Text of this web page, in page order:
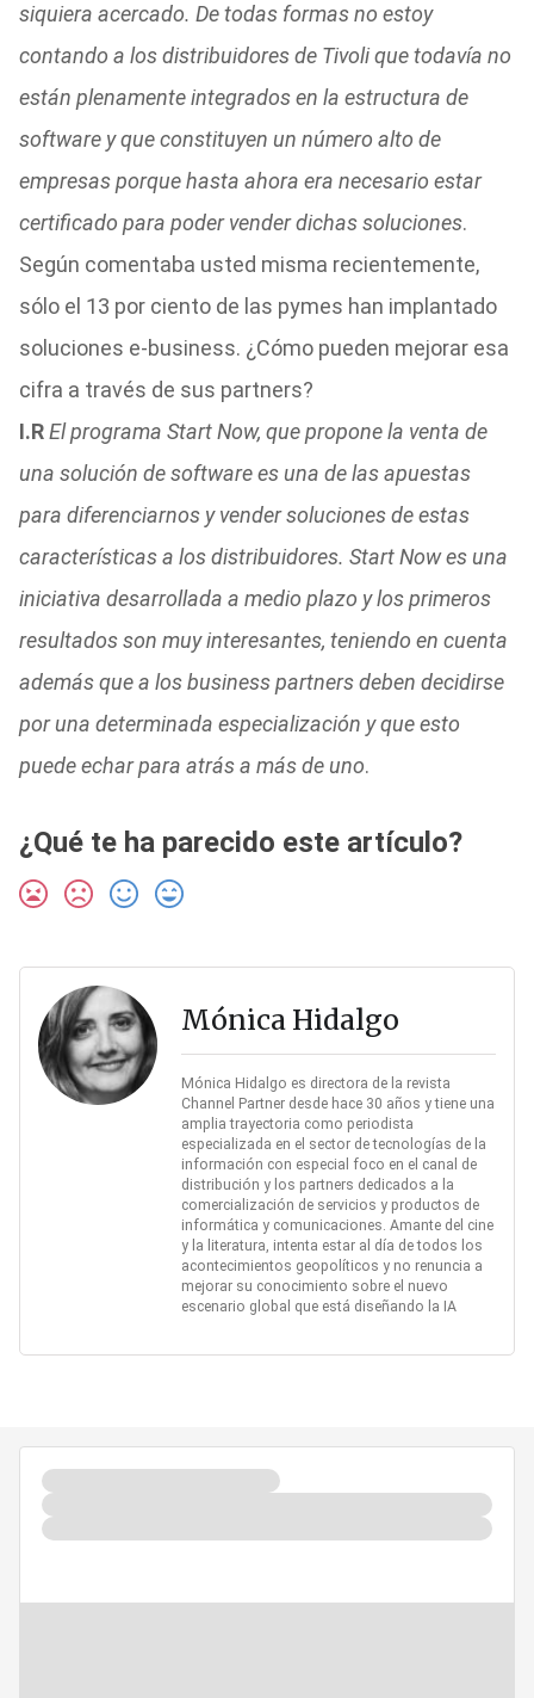
siquiera acercado. De todas formas no estoy
contando a los distribuidores de Tivoli que todavía no
están plenamente integrados en la estructura de
software y que constituyen un número alto de
empresas porque hasta ahora era necesario estar
certificado para poder vender dichas soluciones.
Según comentaba usted misma recientemente,
sólo el 13 por ciento de las pymes han implantado
soluciones e-business. ¿Cómo pueden mejorar esa
cifra a través de sus partners?
I.REl programa Start Now, que propone la venta de
una solución de software es una de las apuestas
para diferenciarnos y vender soluciones de estas
características a los distribuidores. Start Now es una
iniciativa desarrollada a medio plazo y los primeros
resultados son muy interesantes, teniendo en cuenta
además que a los business partners deben decidirse
por una determinada especialización y que esto
puede echar para atrás a más de uno.
¿Qué te ha parecido este artículo?
Mónica Hidalgo
Mónica Hidalgo es directora de la revista
Channel Partner desde hace 30 años y tiene una
amplia trayectoria como periodista
especializada en el sector de tecnologías de la
información con especial foco en el canal de
distribución y los partners dedicados a la
comercialización de servicios y productos de
informática y comunicaciones. Amante del cine
y la literatura, intenta estar al día de todos los
acontecimientos geopolíticos y no renuncia a
mejorar su conocimiento sobre el nuevo
escenario global que está diseñando la IA